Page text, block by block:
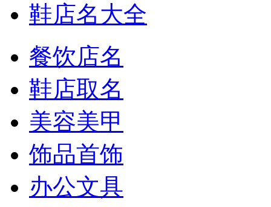
鞋店名大全
餐饮店名
鞋店取名
美容美甲
饰品首饰
办公文具